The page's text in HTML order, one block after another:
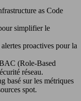
as Code
simplifier le
proactives pour la
(Role-Based
réseau.
basé sur les métriques
spot.